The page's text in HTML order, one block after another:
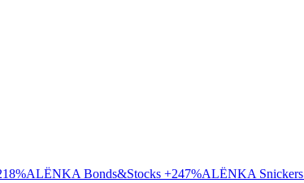
ALЁNKA Bonds&Stocks +247%ALЁNKA Snickers